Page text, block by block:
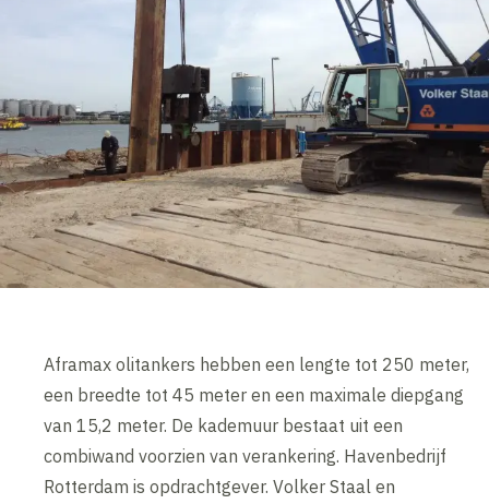
Aframax olitankers hebben een lengte tot 250 meter,
een breedte tot 45 meter en een maximale diepgang
van 15,2 meter. De kademuur bestaat uit een
combiwand voorzien van verankering. Havenbedrijf
Rotterdam is opdrachtgever. Volker Staal en